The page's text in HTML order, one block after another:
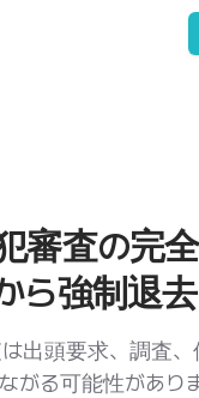
審査の完全
ら強制退
出頭要求、調査、
がる可能性がありま